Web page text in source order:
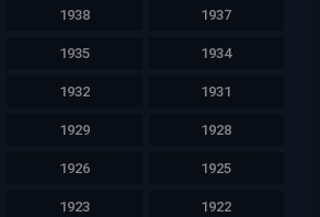
1938 1937
1935 1934
1932 1931
1929 1928
1926 1925
1923 1922